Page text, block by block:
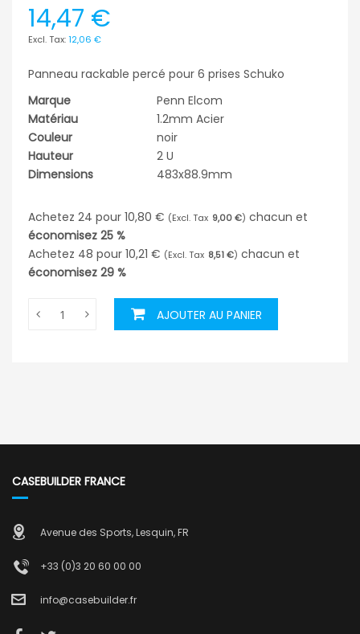
14,47 €
12,06 €
Panneau rackable percé pour 6 prises Schuko
Marque
Penn Elcom
Matériau
1.2mm Acier
Couleur
noir
Hauteur
2 U
Dimensions
483x88.9mm
Achetez 24 pour 10,80 € 9,00 € chacun et
économisez 25 %
Achetez 48 pour 10,21 € 8,51 € chacun et
économisez 29 %
AJOUTER AU PANIER
CASEBUILDER FRANCE
Avenue des Sports, Lesquin, FR
+33 (0)3 20 60 00 00
info@casebuilder.fr